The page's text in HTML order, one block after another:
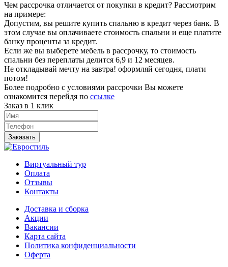
Чем рассрочка отличается от покупки в кредит? Рассмотрим
на примере:
Допустим, вы решите купить спальню в кредит через банк. В
этом случае вы оплачиваете стоимость спальни и еще платите
банку проценты за кредит.
Если же вы выберете мебель в рассрочку, то стоимость
спальни без переплаты делится 6,9 и 12 месяцев.
Не откладывай мечту на завтра! оформляй сегодня, плати
потом!
Более подробно с условиями рассрочки Вы можете
ознакомится перейдя по ссылке
Заказ в 1 клик
Заказать
Виртуальный тур
Оплата
Отзывы
Контакты
Доставка и сборка
Акции
Вакансии
Карта сайта
Политика конфиденциальности
Оферта